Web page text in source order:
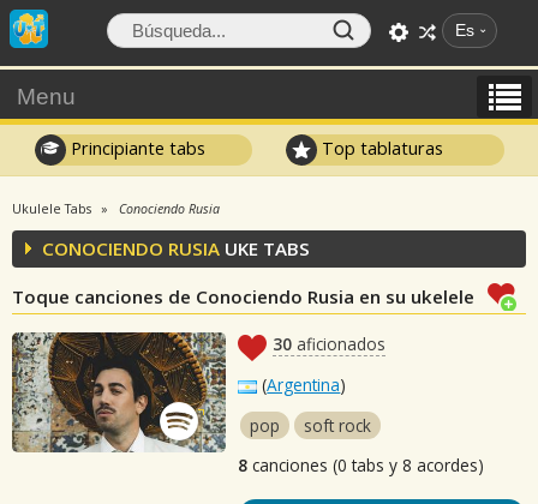
Es
Menu
Principiante tabs Top tablaturas
Ukulele Tabs Conociendo Rusia
CONOCIENDO RUSIA UKE TABS
Toque canciones de Conociendo Rusia en su ukelele
30 aficionados
(Argentina)
pop
soft rock
8 canciones (0 tabs y 8 acordes)